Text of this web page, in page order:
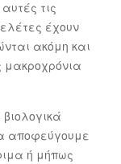
τις
έχουν
ακόμη και
αποφεύγουμε
ή μήπως